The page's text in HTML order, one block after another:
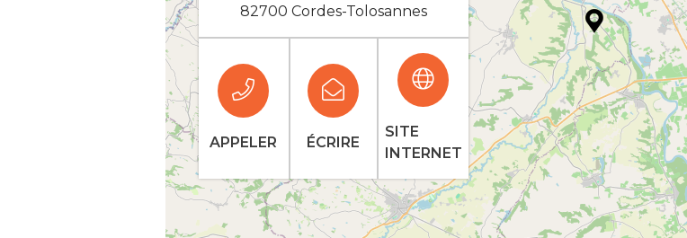
82700 Cordes-Tolosannes
APPELER ÉCRIRE
SITE
INTERNET